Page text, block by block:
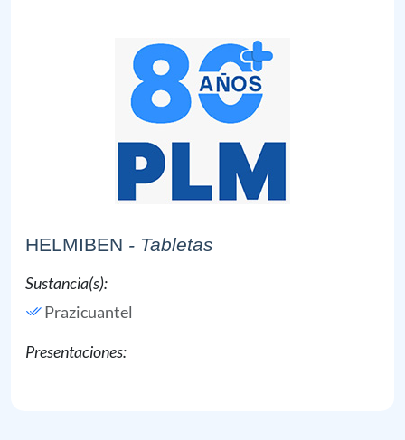
HELMIBEN - Tabletas
Sustancia(s):
Prazicuantel
Presentaciones: